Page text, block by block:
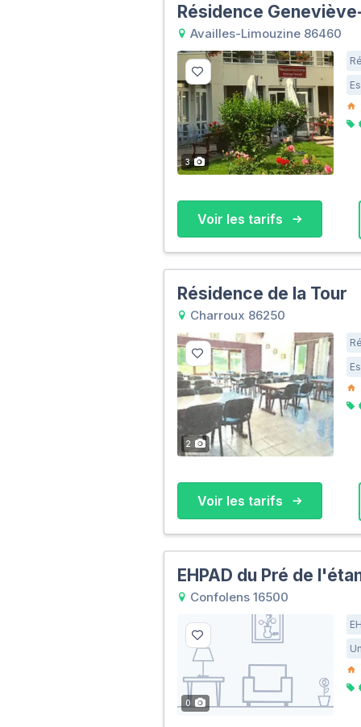
Résidence
Availles-Limouzine 86460
3
Voir les tarifs
Résidence de la Tour
Charroux 86250
2
Voir les tarifs
EHPAD du Pré de
Confolens 16500
0